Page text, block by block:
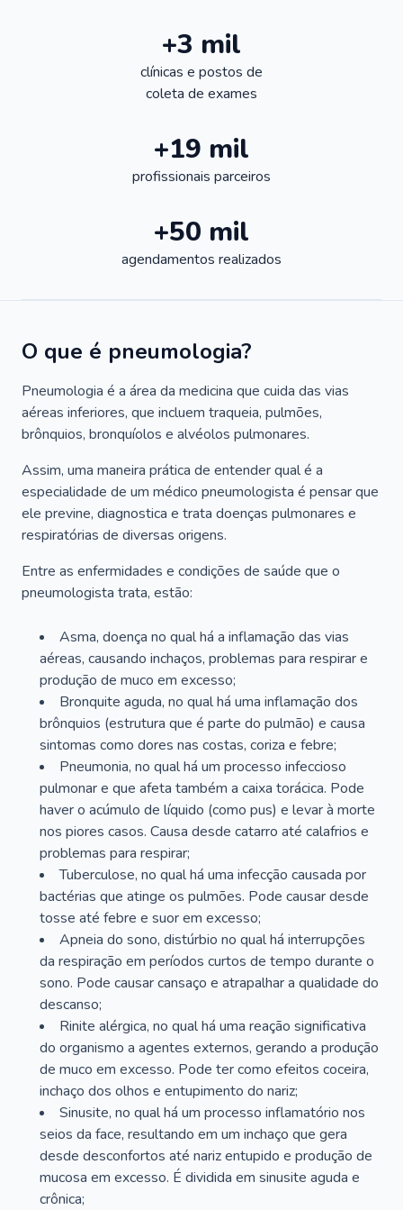
+3 mil
clínicas e postos de
coleta de exames
+19 mil
profissionais parceiros
+50 mil
agendamentos realizados
O que é pneumologia?
Pneumologia é a área da medicina que cuida das vias
aéreas inferiores, que incluem traqueia, pulmões,
brônquios, bronquíolos e alvéolos pulmonares.
Assim, uma maneira prática de entender qual é a
especialidade de um médico pneumologista é pensar que
ele previne, diagnostica e trata doenças pulmonares e
respiratórias de diversas origens.
Entre as enfermidades e condições de saúde que o
pneumologista trata, estão:
Asma, doença no qual há a inflamação das vias
aéreas, causando inchaços, problemas para respirar e
produção de muco em excesso;
Bronquite aguda, no qual há uma inflamação dos
brônquios (estrutura que é parte do pulmão) e causa
sintomas como dores nas costas, coriza e febre;
Pneumonia, no qual há um processo infeccioso
pulmonar e que afeta também a caixa torácica. Pode
haver o acúmulo de líquido (como pus) e levar à morte
nos piores casos. Causa desde catarro até calafrios e
problemas para respirar;
Tuberculose, no qual há uma infecção causada por
bactérias que atinge os pulmões. Pode causar desde
tosse até febre e suor em excesso;
Apneia do sono, distúrbio no qual há interrupções
da respiração em períodos curtos de tempo durante o
sono. Pode causar cansaço e atrapalhar a qualidade do
descanso;
Rinite alérgica, no qual há uma reação significativa
do organismo a agentes externos, gerando a produção
de muco em excesso. Pode ter como efeitos coceira,
inchaço dos olhos e entupimento do nariz;
Sinusite, no qual há um processo inflamatório nos
seios da face, resultando em um inchaço que gera
desde desconfortos até nariz entupido e produção de
mucosa em excesso. É dividida em sinusite aguda e
crônica;